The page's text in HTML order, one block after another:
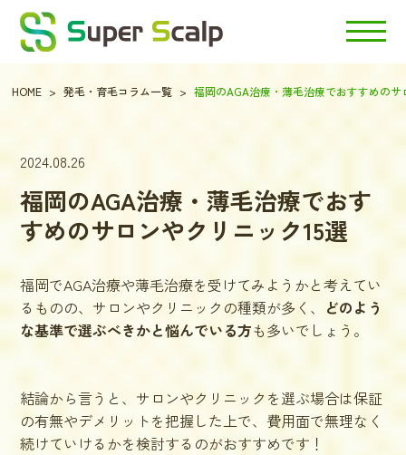
HOME 発毛・育毛コラム一覧 福岡のAGA治療・薄毛治療でおすすめのサ
2024.08.26
福岡のAGA治療・薄毛治療でおす
すめのサロンやクリニック15選
福岡でAGA治療や薄毛治療を受けてみようかと考えてい
るものの、サロンやクリニックの種類が多く、
どのよう
な基準で選ぶべきかと悩んでいる方も多いでしょう。
結論から言うと、サロンやクリニックを選ぶ場合は保証
の有無やデメリットを把握した上で、費用面で無理なく
続けていけるかを検討するのがおすすめです！